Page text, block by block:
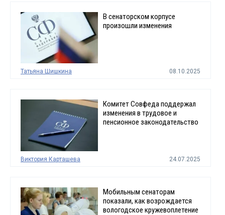
В сенаторском корпусе
произошли изменения
Татьяна Шишкина 08.10.2025
Комитет Совфеда поддержал
изменения в трудовое и
пенсионное законодательство
Виктория Карташева 24.07.2025
Мобильным сенаторам
показали, как возрождается
вологодское кружевоплетение